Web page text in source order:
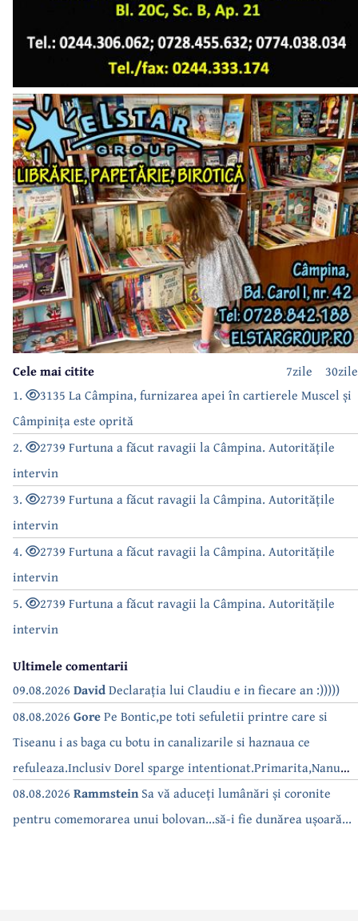
30zile
7zile
Cele mai citite
1.
3135 La Câmpina, furnizarea apei în cartierele Muscel și
Câmpinița este oprită
2.
2739 Furtuna a făcut ravagii la Câmpina. Autoritățile
intervin
3.
2739 Furtuna a făcut ravagii la Câmpina. Autoritățile
intervin
4.
2739 Furtuna a făcut ravagii la Câmpina. Autoritățile
intervin
5.
2739 Furtuna a făcut ravagii la Câmpina. Autoritățile
intervin
Ultimele comentarii
09.08.2026 DavidDeclarația lui Claudiu e in fiecare an :)))))
08.08.2026 GorePe Bontic,pe toti sefuletii printre care si
Tiseanu i as baga cu botu in canalizarile si haznaua ce
refuleaza.Inclusiv Dorel sparge intentionat.Primarita,Nanu
bea apa de la robinet.Asta as intreba o si pe Izabel Mitrea
08.08.2026 RammsteinSa vă aduceți lumânări și coronite
pentru comemorarea unui bolovan...să-i fie dunărea ușoară...